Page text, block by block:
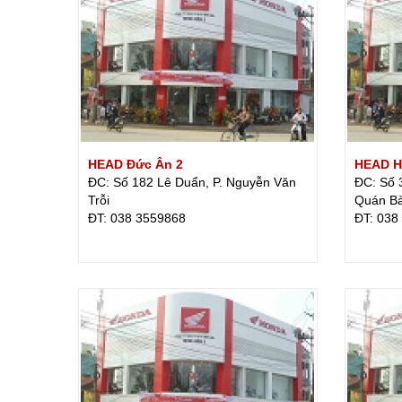
HEAD Đức Ân 2
ĐC: Số 182 Lê Duẩn, P. Nguyễn Văn
Trỗi
ÐT: 038 3559868
HEAD
ĐC: Số
Quán
ÐT: 038